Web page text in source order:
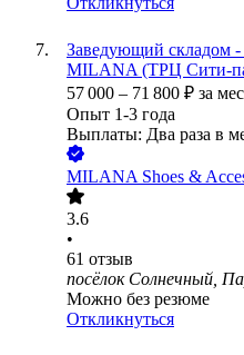
Заведующий складом
MILANA (ТРЦ Сити-
57 000 – 71 800 ₽ за
Опыт 1-3 года
Выплаты: Два раза в
MILANA Shoes &
3.6
•
61 отзыв
посёлок Солнечный,
Можно без резюме
Откликнуться